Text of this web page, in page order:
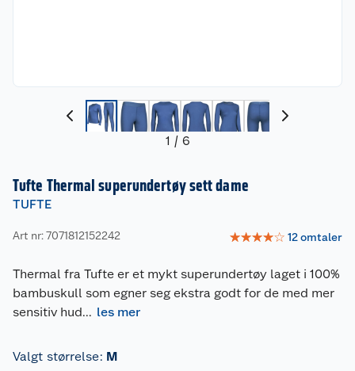
1 / 6
Tufte Thermal superundertøy sett dame
TUFTE
Art nr: 7071812152242 ☆☆☆☆☆ 12omtaler
Thermal fra Tufte er et mykt superundertøy laget i 100%
bambuskull som egner seg ekstra godt for de med mer
sensitiv hud... les mer
Valgt størrelse: M